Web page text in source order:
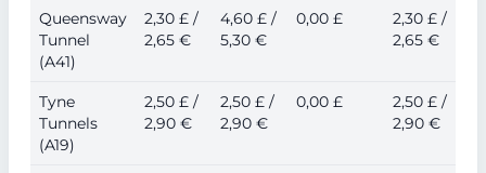
Queensway
Tunnel
(A41)
2,30 £ /
2,65 €
4,60 £ /
5,30 €
0,00 £
2,30 £ /
2,65 €
Tyne
Tunnels
(A19)
2,50 £ /
2,90 €
2,50 £ /
2,90 €
0,00 £
2,50 £ /
2,90 €